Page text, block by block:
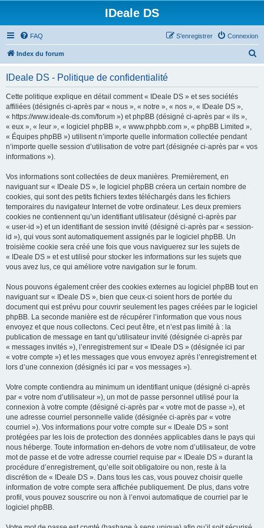
IDeale DS
FAQ Connexion
S’enregistrer
Index du forum
IDeale DS - Politique de confidentialité
Cette politique explique en détail comment « IDeale DS » et ses sociétés
affiliées (désignés ci-après par « nous », « notre », « nos », « IDeale DS »,
« https://www.ideale-ds.com/forum ») et phpBB (désigné ci-après par « ils »,
« eux », « leur », « logiciel phpBB », « www.phpbb.com », « phpBB Limited »,
« Équipes phpBB ») utilisent n’importe quelle information collectée pendant
n’importe quelle session d’utilisation de votre part (désignée ci-après par « vos
informations »).
Vos informations sont collectées de deux manières. Premièrement, en
naviguant sur « IDeale DS », le logiciel phpBB créera un certain nombre de
cookies, qui sont des petits fichiers textes téléchargés dans les fichiers
temporaires du navigateur Internet de votre ordinateur. Les deux premiers
cookies ne contiennent qu’un identifiant utilisateur (désigné ci-après par
« user-id ») et un identifiant de session invité (désigné ci-après par « session-
id »), qui vous sont automatiquement assignés par le logiciel phpBB. Un
troisième cookie sera créé une fois que vous naviguerez sur les sujets de
« IDeale DS » et est utilisé pour stocker les informations sur les sujets que
vous avez lus, ce qui améliore votre navigation sur le forum.
Nous pouvons également créer des cookies externes au logiciel phpBB tout en
naviguant sur « IDeale DS », bien que ceux-ci soient hors de portée du
document qui est prévu pour couvrir seulement les pages créées par le logiciel
phpBB. La seconde manière est de récupérer l’information que vous nous
envoyez et que nous collectons. Ceci peut être, et n’est pas limité à : la
publication de message en tant qu’utilisateur invité (désignée ci-après par
« messages invités »), l’enregistrement sur « IDeale DS » (désignée ici par
« votre compte ») et les messages que vous envoyez après l’enregistrement et
lors d’une connexion (désignés ici par « vos messages »).
Votre compte contiendra au minimum un identifiant unique (désigné ci-après
par « votre nom d’utilisateur »), un mot de passe personnel utilisé pour la
connexion à votre compte (désigné ci-après par « votre mot de passe »), et
une adresse courriel personnelle valide (désignée ci-après par « votre
courriel »). Vos informations pour votre compte sur « IDeale DS » sont
protégées par les lois de protection des données applicables dans le pays qui
nous héberge. Toute information en-dehors de votre nom d’utilisateur, de votre
mot de passe et de votre adresse courriel requise par « IDeale DS » durant la
procédure d’enregistrement, qu’elle soit obligatoire ou non, reste à la
discrétion de « IDeale DS ». Dans tous les cas, vous pouvez choisir quelle
information de votre compte sera affichée publiquement. De plus, dans votre
profil, vous pouvez souscrire ou non à l’envoi automatique de courriel par le
logiciel phpBB.